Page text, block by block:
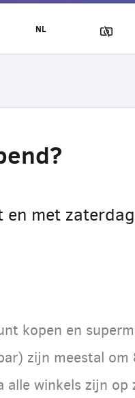
en met
kopen en
zijn meestal
alle winkels zijn op
NL
footer